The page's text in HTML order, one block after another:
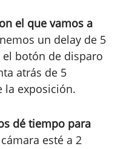
el que vamos a
un delay de 5
el botón de disparo
atrás de 5
la exposición.
dé tiempo para
esté a 2